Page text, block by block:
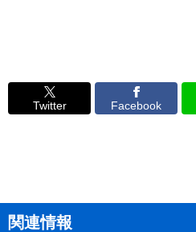
Twitter Facebook
関連情報